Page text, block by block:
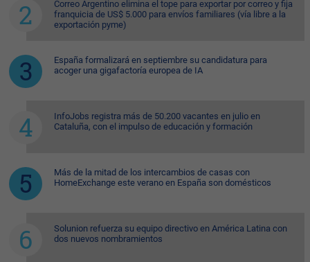
Correo Argentino elimina el tope para exportar por correo y fija
franquicia de US$ 5.000 para envíos familiares (vía libre a la
exportación pyme)
España formalizará en septiembre su candidatura para
acoger una gigafactoría europea de IA
InfoJobs registra más de 50.200 vacantes en julio en
Cataluña, con el impulso de educación y formación
Más de la mitad de los intercambios de casas con
HomeExchange este verano en España son domésticos
Solunion refuerza su equipo directivo en América Latina con
dos nuevos nombramientos